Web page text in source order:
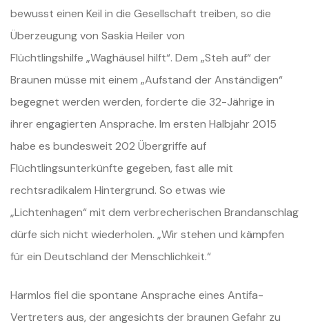
bewusst einen Keil in die Gesellschaft treiben, so die
Überzeugung von Saskia Heiler von
Flüchtlingshilfe „Waghäusel hilft“. Dem „Steh auf“ der
Braunen müsse mit einem „Aufstand der Anständigen“
begegnet werden werden, forderte die 32-Jährige in
ihrer engagierten Ansprache. Im ersten Halbjahr 2015
habe es bundesweit 202 Übergriffe auf
Flüchtlingsunterkünfte gegeben, fast alle mit
rechtsradikalem Hintergrund. So etwas wie
„Lichtenhagen“ mit dem verbrecherischen Brandanschlag
dürfe sich nicht wiederholen. „Wir stehen und kämpfen
für ein Deutschland der Menschlichkeit.“
Harmlos fiel die spontane Ansprache eines Antifa-
Vertreters aus, der angesichts der braunen Gefahr zu